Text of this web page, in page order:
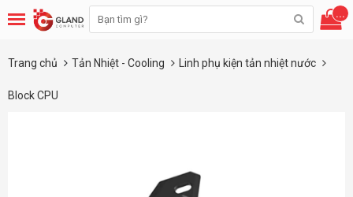
...
Trang chủ Tản Nhiệt - Cooling Linh phụ kiện tản nhiệt nước
Block CPU